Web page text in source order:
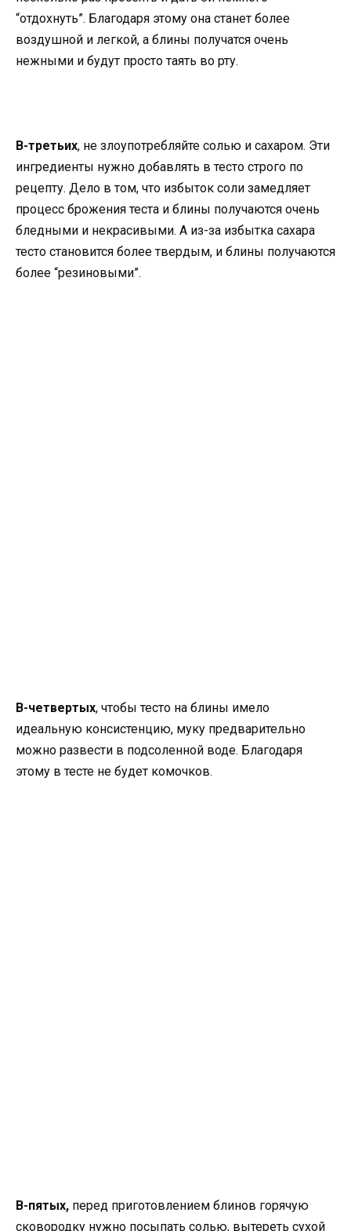
“отдохнуть”. Благодаря этому она станет более
воздушной и легкой, а блины получатся очень
нежными и будут просто таять во рту.
В-третьих, не злоупотребляйте солью и сахаром. Эти
ингредиенты нужно добавлять в тесто строго по
рецепту. Дело в том, что избыток соли замедляет
процесс брожения теста и блины получаются очень
бледными и некрасивыми. А из-за избытка сахара
тесто становится более твердым, и блины получаются
более “резиновыми”.
В-четвертых, чтобы тесто на блины имело
идеальную консистенцию, муку предварительно
можно развести в подсоленной воде. Благодаря
этому в тесте не будет комочков.
В-пятых, перед приготовлением блинов горячую
сковородку нужно посыпать солью, вытереть сухой